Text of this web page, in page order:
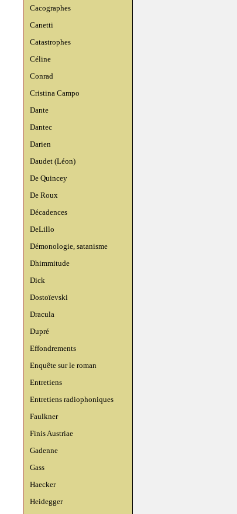
Cacographes
Canetti
Catastrophes
Céline
Conrad
Cristina Campo
Dante
Dantec
Darien
Daudet (Léon)
De Quincey
De Roux
Décadences
DeLillo
Démonologie, satanisme
Dhimmitude
Dick
Dostoïevski
Dracula
Dupré
Effondrements
Enquête sur le roman
Entretiens
Entretiens radiophoniques
Faulkner
Finis Austriae
Gadenne
Gass
Haecker
Heidegger